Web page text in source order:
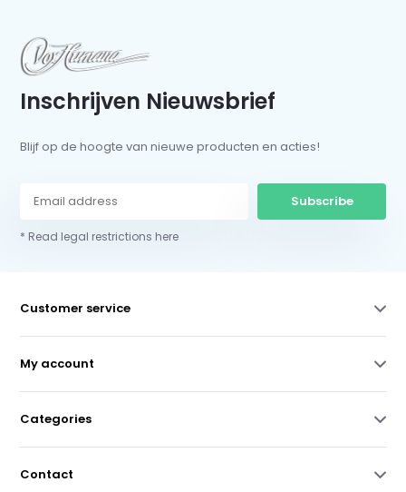
Inschrijven Nieuwsbrief
Blijf op de hoogte van nieuwe producten en acties!
Subscribe
* Read legal restrictions here
Customer service
My account
Categories
Contact